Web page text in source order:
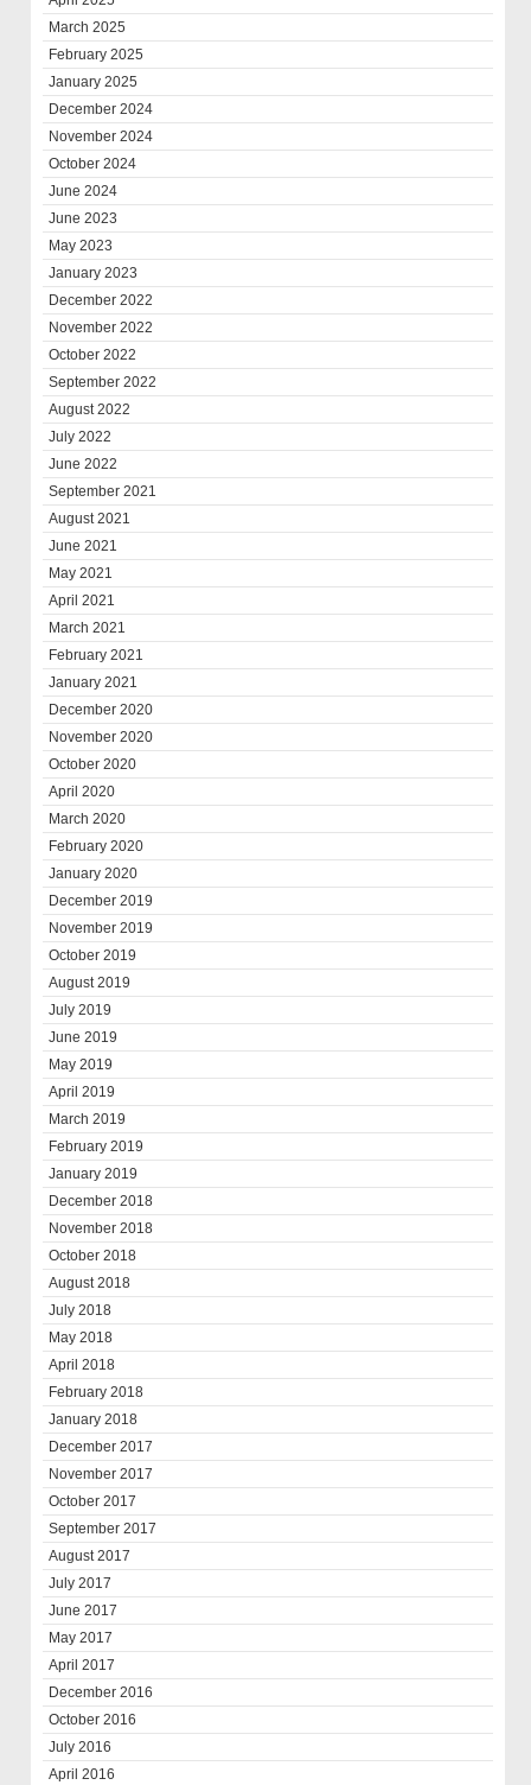
March 2025
February 2025
January 2025
December 2024
November 2024
October 2024
June 2024
June 2023
May 2023
January 2023
December 2022
November 2022
October 2022
September 2022
August 2022
July 2022
June 2022
September 2021
August 2021
June 2021
May 2021
April 2021
March 2021
February 2021
January 2021
December 2020
November 2020
October 2020
April 2020
March 2020
February 2020
January 2020
December 2019
November 2019
October 2019
August 2019
July 2019
June 2019
May 2019
April 2019
March 2019
February 2019
January 2019
December 2018
November 2018
October 2018
August 2018
July 2018
May 2018
April 2018
February 2018
January 2018
December 2017
November 2017
October 2017
September 2017
August 2017
July 2017
June 2017
May 2017
April 2017
December 2016
October 2016
July 2016
April 2016